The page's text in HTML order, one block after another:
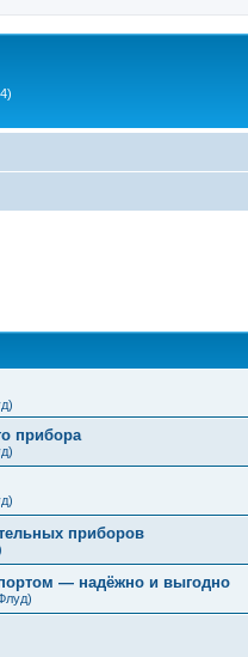
прибора
приборов
— надёжно и выгодно